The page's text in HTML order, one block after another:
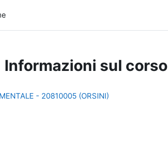
Informazioni sul corso
- 20810005 (ORSINI)